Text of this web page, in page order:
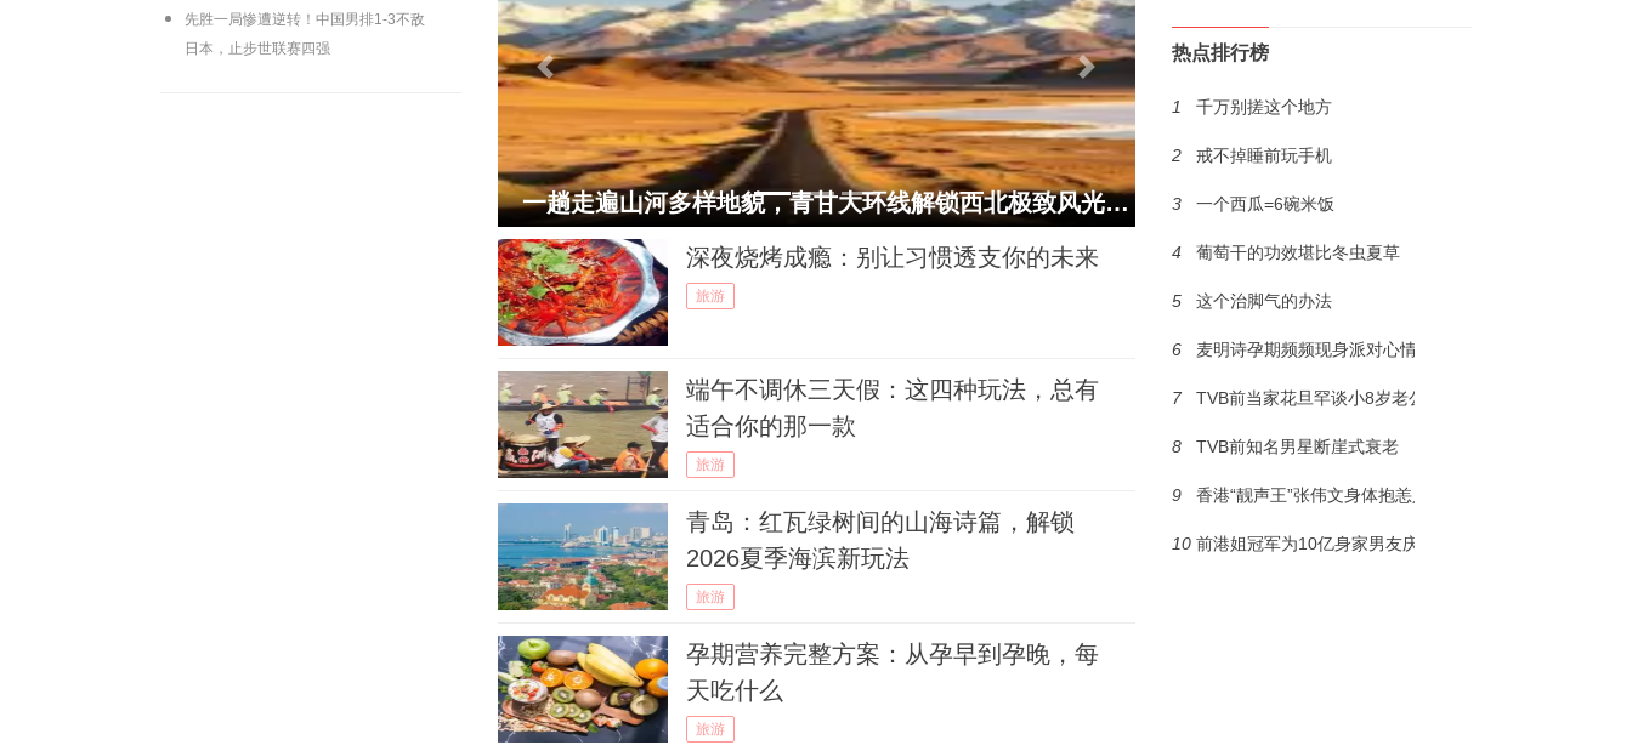
先胜一局惨遭逆转！中国男排1-3不敌
日本，止步世联赛四强
一趟走遍山河多样地貌，青甘大环线解锁西北极致风光盛宴！
Previous Next
深夜烧烤成瘾：别让习惯透支你的未来
旅游
端午不调休三天假：这四种玩法，总有
适合你的那一款
旅游
青岛：红瓦绿树间的山海诗篇，解锁
2026夏季海滨新玩法
旅游
孕期营养完整方案：从孕早到孕晚，每
天吃什么
旅游
热点排行榜
1 千万别搓这个地方
2 戒不掉睡前玩手机
3 一个西瓜=6碗米饭
4 葡萄干的功效堪比冬虫夏草
5 这个治脚气的办法
6 麦明诗孕期频频现身派对心情佳
7 TVB前当家花旦罕谈小8岁老公
8 TVB前知名男星断崖式衰老
9 香港“靓声王”张伟文身体抱恙入院
10 前港姐冠军为10亿身家男友庆生